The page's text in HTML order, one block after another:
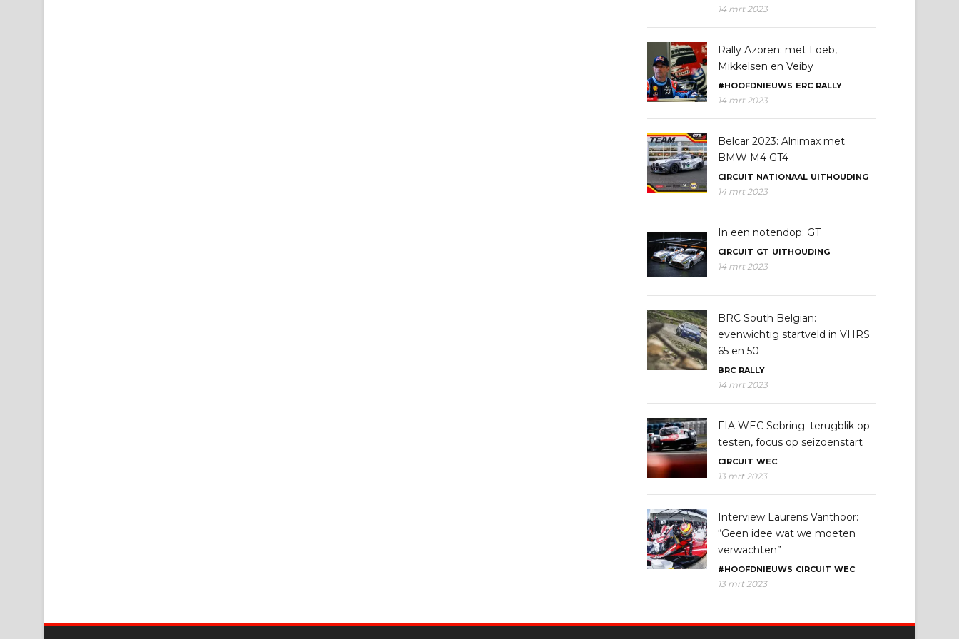
14 mrt 2023
Rally Azoren: met Loeb,
Mikkelsen en Veiby
#HOOFDNIEUWS ERC RALLY
14 mrt 2023
Belcar 2023: Alnimax met
BMW M4 GT4
CIRCUIT NATIONAAL UITHOUDING
14 mrt 2023
In een notendop: GT
CIRCUIT GT UITHOUDING
14 mrt 2023
BRC South Belgian:
evenwichtig startveld in VHRS
65 en 50
BRC RALLY
14 mrt 2023
FIA WEC Sebring: terugblik op
testen, focus op seizoenstart
CIRCUIT WEC
13 mrt 2023
Interview Laurens Vanthoor:
“Geen idee wat we moeten
verwachten”
#HOOFDNIEUWS CIRCUIT WEC
13 mrt 2023